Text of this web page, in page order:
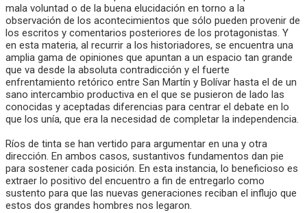
mala voluntad o de la buena elucidación en torno a la
observación de los acontecimientos que sólo pueden provenir de
los escritos y comentarios posteriores de los protagonistas. Y
en esta materia, al recurrir a los historiadores, se encuentra una
amplia gama de opiniones que apuntan a un espacio tan grande
que va desde la absoluta contradicción y el fuerte
enfrentamiento retórico entre San Martín y Bolívar hasta el de un
sano intercambio productiva en el que se pusieron de lado las
conocidas y aceptadas diferencias para centrar el debate en lo
que los unía, que era la necesidad de completar la independencia.
Ríos de tinta se han vertido para argumentar en una y otra
dirección. En ambos casos, sustantivos fundamentos dan pie
para sostener cada posición. En esta instancia, lo beneficioso es
extraer lo positivo del encuentro a fin de entregarlo como
sustento para que las nuevas generaciones reciban el influjo que
estos dos grandes hombres nos legaron.